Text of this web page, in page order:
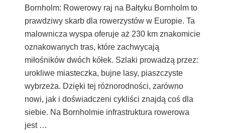
Bornholm: Rowerowy raj na Bałtyku Bornholm to
prawdziwy skarb dla rowerzystów w Europie. Ta
malownicza wyspa oferuje aż 230 km znakomicie
oznakowanych tras, które zachwycają
miłośników dwóch kółek. Szlaki prowadzą przez:
urokliwe miasteczka, bujne lasy, piaszczyste
wybrzeża. Dzięki tej różnorodności, zarówno
nowi, jak i doświadczeni cykliści znajdą coś dla
siebie. Na Bornholmie infrastruktura rowerowa
jest …